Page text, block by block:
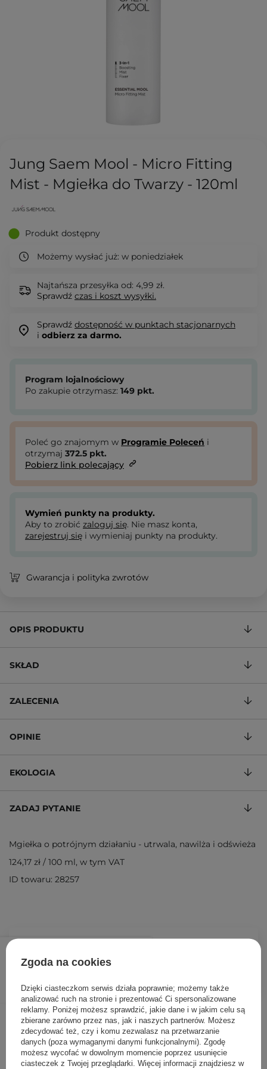
Jung Saem Mool - Micro Fitting
Mist - Mgiełka do Twarzy - 120ml
Produkt dostępny
Możemy wysłać już: w poniedziałek
Najtańsza przesyłka od: 4,99 zł.
Sprawdź czas i koszt wysyłki.
Sprawdź dostępność w punktach stacjonarnych
i odbierz za darmo.
149,00 zł
Program lojalnościowy
Po zakupie otrzymasz: 149 pkt.
Poleć go znajomym w Programie Poleceń i
otrzymaj 372.5 pkt.
Pobierz link polecający
Wymień punkty na produkty.
Aby to zrobić zaloguj się. Nie masz konta,
zarejestruj się i wymieniaj punkty na produkty.
Gwarancja i polityka zwrotów
OPIS PRODUKTU
SKŁAD
ZALECENIA
OPINIE
EKOLOGIA
ZADAJ PYTANIE
Mgiełka o potrójnym działaniu - utrwala, nawilża i odświeża
124,17 zł / 100 ml, w tym VAT
ID towaru: 28257
Inni klienci sprawdzali również
Zgoda na cookies
Dzięki ciasteczkom serwis działa poprawnie; możemy także
analizować ruch na stronie i prezentować Ci spersonalizowane
reklamy. Poniżej możesz sprawdzić, jakie dane i w jakim celu są
zbierane zarówno przez nas, jak i naszych partnerów. Możesz
zdecydować też, czy i komu zezwalasz na przetwarzanie
danych (poza wymaganymi danymi funkcjonalnymi). Zgodę
możesz wycofać w dowolnym momencie poprzez usunięcie
ciasteczek z Twojej przeglądarki. Więcej informacji znajdziesz w